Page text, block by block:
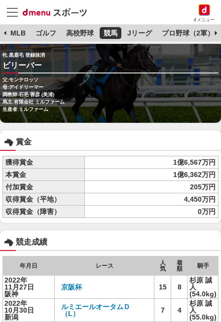
dメニュー
MLB ゴルフ 高校野球 競馬 Jリーグ プロ野球（2軍）
牝 黒鹿毛 登録抹消
ビリーバー
父:モンテロッソ
母:デイドリーマー
調教師:石毛 善彦 (美浦)
馬主:有限会社 ミルファーム
生産者:ミルファーム
賞金
獲得賞金
1億6,567万円
本賞金
1億6,362万円
付加賞金
205万円
収得賞金（平地）
4,450万円
収得賞金（障害）
0万円
競走成績
年月日 レース
人
気
着
順
騎手
2022年
11月27日
阪神
京阪杯 15 8
杉原 誠
人
(54.0kg)
2022年
10月30日
新潟
ルミエールオータムＤ
（L）
7 4
杉原 誠
人
(55.0kg)